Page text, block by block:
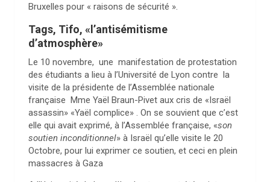
Bruxelles pour « raisons de sécurité ».
Tags, Tifo, «l’antisémitisme
d’atmosphère»
Le 10 novembre, une manifestation de protestation
des étudiants a lieu à l’Université de Lyon contre la
visite de la présidente de l’Assemblée nationale
française Mme Yaël Braun-Pivet aux cris de «Israël
assassin» «Yaël complice» . On se souvient que c’est
elle qui avait exprimé, à l’Assemblée française, «son
soutien inconditionnel» à Israël qu’elle visite le 20
Octobre, pour lui exprimer ce soutien, et ceci en plein
massacres à Gaza